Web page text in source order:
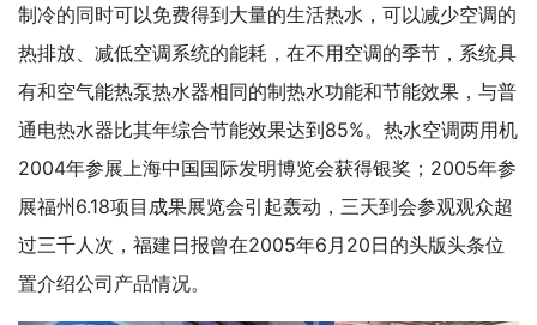
制冷的同时可以免费得到大量的生活热水，可以减少空调的
热排放、减低空调系统的能耗，在不用空调的季节，系统具
有和空气能热泵热水器相同的制热水功能和节能效果，与普
通电热水器比其年综合节能效果达到85%。热水空调两用机
2004年参展上海中国国际发明博览会获得银奖；2005年参
展福州6.18项目成果展览会引起轰动，三天到会参观观众超
过三千人次，福建日报曾在2005年6月20日的头版头条位
置介绍公司产品情况。